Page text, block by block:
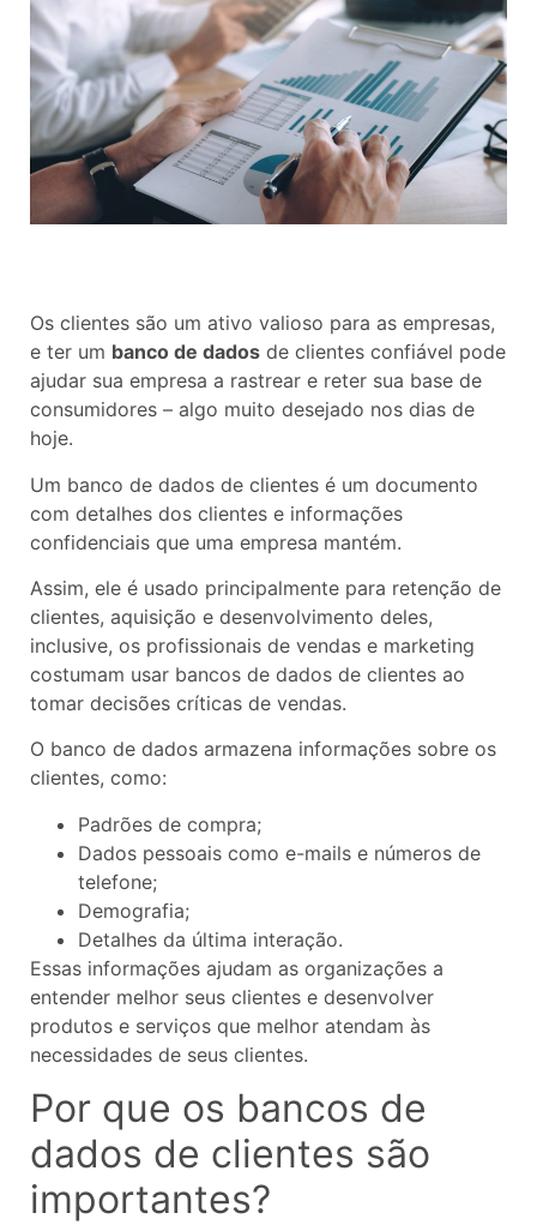
Os clientes são um ativo valioso para as empresas,
e ter um banco de dados de clientes confiável pode
ajudar sua empresa a rastrear e reter sua base de
consumidores – algo muito desejado nos dias de
hoje.
Um banco de dados de clientes é um documento
com detalhes dos clientes e informações
confidenciais que uma empresa mantém.
Assim, ele é usado principalmente para retenção de
clientes, aquisição e desenvolvimento deles,
inclusive, os profissionais de vendas e marketing
costumam usar bancos de dados de clientes ao
tomar decisões críticas de vendas.
O banco de dados armazena informações sobre os
clientes, como:
Padrões de compra;
Dados pessoais como e-mails e números de
telefone;
Demografia;
Detalhes da última interação.
Essas informações ajudam as organizações a
entender melhor seus clientes e desenvolver
produtos e serviços que melhor atendam às
necessidades de seus clientes.
Por que os bancos de
dados de clientes são
importantes?